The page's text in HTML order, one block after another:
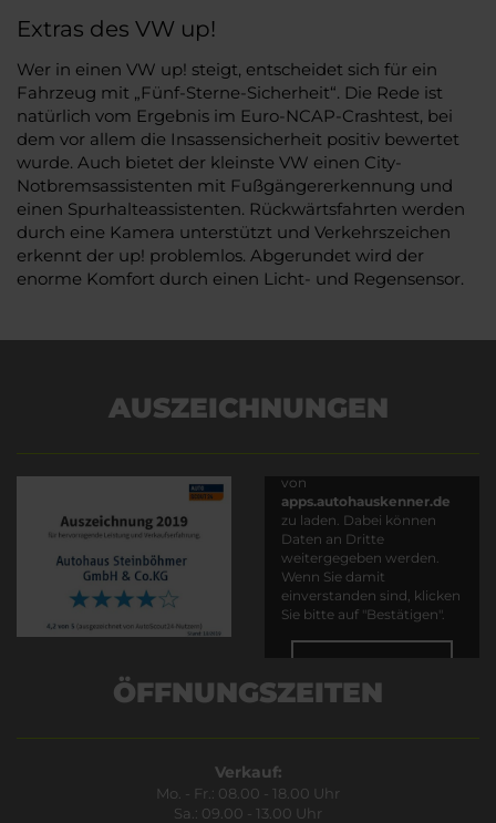
Extras des VW up!
Wer in einen VW up! steigt, entscheidet sich für ein
Fahrzeug mit „Fünf-Sterne-Sicherheit“. Die Rede ist
natürlich vom Ergebnis im Euro-NCAP-Crashtest, bei
dem vor allem die Insassensicherheit positiv bewertet
wurde. Auch bietet der kleinste VW einen City-
Notbremsassistenten mit Fußgängererkennung und
einen Spurhalteassistenten. Rückwärtsfahrten werden
durch eine Kamera unterstützt und Verkehrszeichen
erkennt der up! problemlos. Abgerundet wird der
enorme Komfort durch einen Licht- und Regensensor.
AUSZEICHNUNGEN
von
apps.autohauskenner.de
zu laden. Dabei können
Daten an Dritte
weitergegeben werden.
Wenn Sie damit
einverstanden sind, klicken
Sie bitte auf "Bestätigen".
ÖFFNUNGSZEITEN
Verkauf:
Mo. - Fr.: 08.00 - 18.00 Uhr
Sa.: 09.00 - 13.00 Uhr